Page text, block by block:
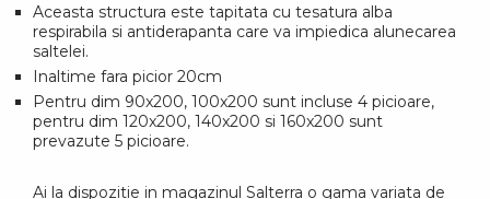
Aceasta structura este tapitata cu tesatura alba
respirabila si antiderapanta care va impiedica alunecarea
saltelei.
Inaltime fara picior 20cm
Pentru dim 90x200, 100x200 sunt incluse 4 picioare,
pentru dim 120x200, 140x200 si 160x200 sunt
prevazute 5 picioare.
Ai la dispozitie in magazinul Salterra o gama variata de